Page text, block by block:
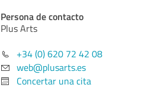
Persona de contacto
Plus Arts
+34 (0) 620 72 42 08
web@plusarts.es
Concertar una cita